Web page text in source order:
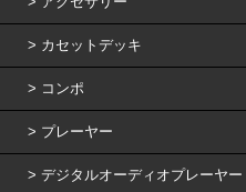
カセットデッキ
コンポ
プレーヤー
デジタルオーディオプレーヤー